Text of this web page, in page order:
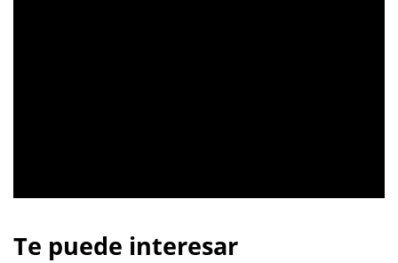
Te puede interesar